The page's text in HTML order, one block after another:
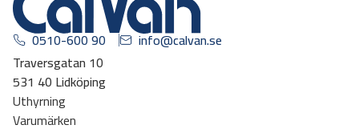
0510-600 90
info@calvan.se
Traversgatan 10
531 40 Lidköping
Uthyrning
Varumärken